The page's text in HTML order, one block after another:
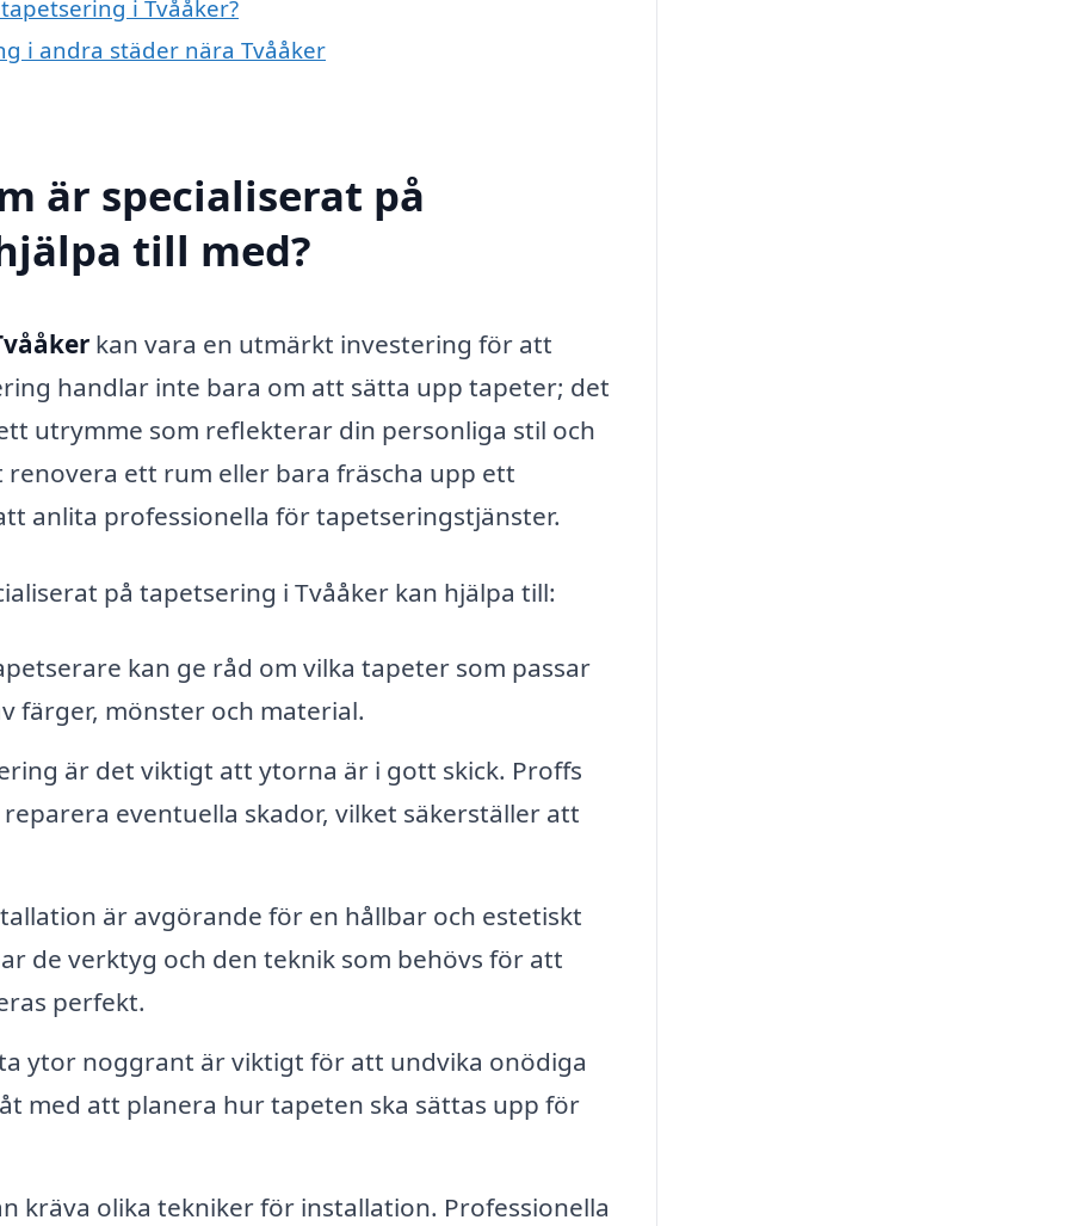
i Tvååker?
i andra städer nära Tvååker
är specialiserat på
till med?
kan vara en utmärkt investering för att
handlar inte bara om att sätta upp tapeter; det
utrymme som reflekterar din personliga stil och
ett rum eller bara fräscha upp ett
anlita professionella för tapetseringstjänster.
på tapetsering i Tvååker kan hjälpa till:
kan ge råd om vilka tapeter som passar
färger, mönster och material.
är det viktigt att ytorna är i gott skick. Proffs
eventuella skador, vilket säkerställer att
är avgörande för en hållbar och estetiskt
de verktyg och den teknik som behövs för att
perfekt.
ytor noggrant är viktigt för att undvika onödiga
med att planera hur tapeten ska sättas upp för
kräva olika tekniker för installation. Professionella